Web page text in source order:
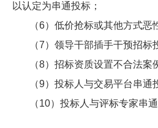
以认定为串通投标；
（6）低价抢标或其他方式恶
（7）领导干部插手干预招标
（8）招标资质设置不合法案
（9）投标人与交易平台串通
（10）投标人与评标专家串